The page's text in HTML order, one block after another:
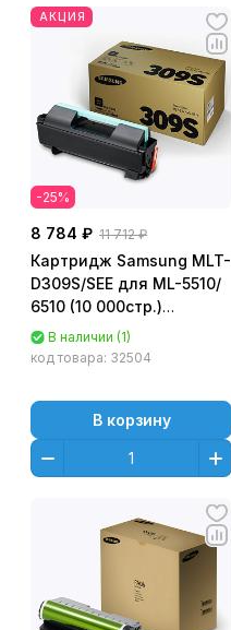
АКЦИЯ
-25%
8 784 ₽ 11 712 ₽
Картридж Samsung MLT-
D309S/SEE для ML-5510/
6510 (10 000стр.)
Оригинальный
В наличии (1)
код товара: 32504
В корзину